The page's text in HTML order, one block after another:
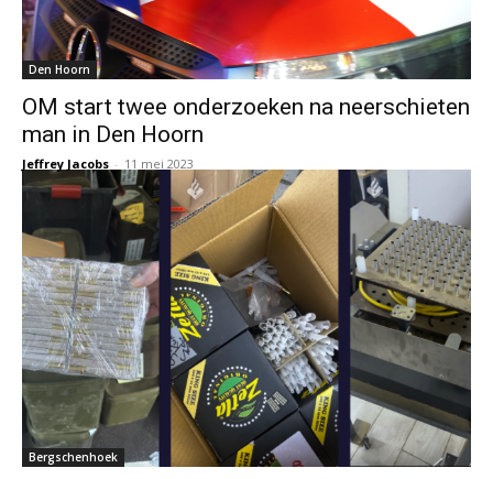
Den Hoorn
OM start twee onderzoeken na neerschieten
man in Den Hoorn
Jeffrey Jacobs - 11 mei 2023
Bergschenhoek